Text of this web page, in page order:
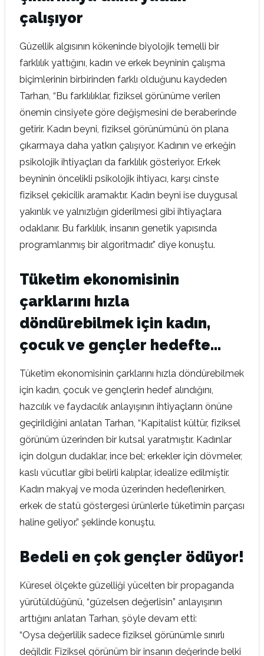
çalışıyor
Güzellik algısının kökeninde biyolojik temelli bir
farklılık yattığını, kadın ve erkek beyninin çalışma
biçimlerinin birbirinden farklı olduğunu kaydeden
Tarhan, “Bu farklılıklar, fiziksel görünüme verilen
önemin cinsiyete göre değişmesini de beraberinde
getirir. Kadın beyni, fiziksel görünümünü ön plana
çıkarmaya daha yatkın çalışıyor. Kadının ve erkeğin
psikolojik ihtiyaçları da farklılık gösteriyor. Erkek
beyninin öncelikli psikolojik ihtiyacı, karşı cinste
fiziksel çekicilik aramaktır. Kadın beyni ise duygusal
yakınlık ve yalnızlığın giderilmesi gibi ihtiyaçlara
odaklanır. Bu farklılık, insanın genetik yapısında
programlanmış bir algoritmadır.” diye konuştu.
Tüketim ekonomisinin
çarklarını hızla
döndürebilmek için kadın,
çocuk ve gençler hedefte…
Tüketim ekonomisinin çarklarını hızla döndürebilmek
için kadın, çocuk ve gençlerin hedef alındığını,
hazcılık ve faydacılık anlayışının ihtiyaçların önüne
geçirildiğini anlatan Tarhan, “Kapitalist kültür, fiziksel
görünüm üzerinden bir kutsal yaratmıştır. Kadınlar
için dolgun dudaklar, ince bel; erkekler için dövmeler,
kaslı vücutlar gibi belirli kalıplar, idealize edilmiştir.
Kadın makyaj ve moda üzerinden hedeflenirken,
erkek de statü göstergesi ürünlerle tüketimin parçası
haline geliyor.” şeklinde konuştu.
Bedeli en çok gençler ödüyor!
Küresel ölçekte güzelliği yücelten bir propaganda
yürütüldüğünü, “güzelsen değerlisin” anlayışının
arttığını anlatan Tarhan, şöyle devam etti:
“Oysa değerlilik sadece fiziksel görünümle sınırlı
değildir. Fiziksel görünüm bir insanın değerinde belki